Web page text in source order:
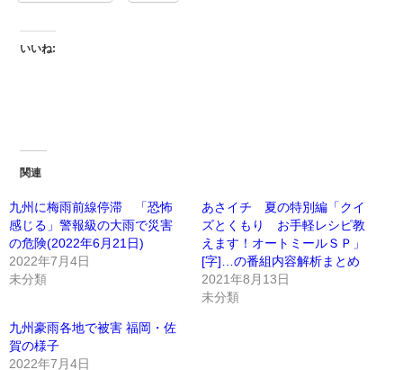
いいね:
関連
九州に梅雨前線停滞 「恐怖
感じる」警報級の大雨で災害
の危険(2022年6月21日)
2022年7月4日
未分類
あさイチ 夏の特別編「クイ
ズとくもり お手軽レシピ教
えます！オートミールＳＰ」
[字]…の番組内容解析まとめ
2021年8月13日
未分類
九州豪雨各地で被害 福岡・佐
賀の様子
2022年7月4日